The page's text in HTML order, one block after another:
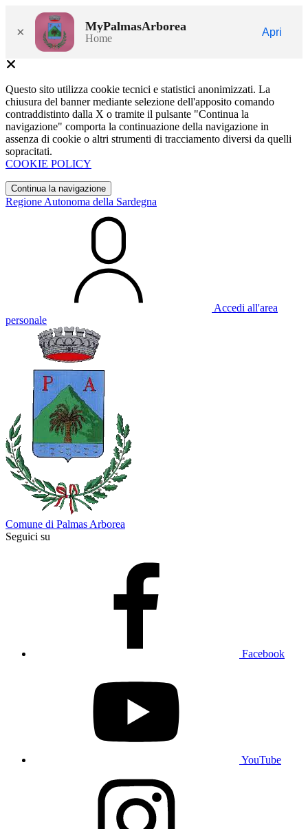
× MyPalmasArborea
Home
Apri
Questo sito utilizza cookie tecnici e statistici anonimizzati. La
chiusura del banner mediante selezione dell'apposito comando
contraddistinto dalla X o tramite il pulsante "Continua la
navigazione" comporta la continuazione della navigazione in
assenza di cookie o altri strumenti di tracciamento diversi da quelli
sopracitati.
COOKIE POLICY
Continua la navigazione
Regione Autonoma della Sardegna
Accedi all'area
personale
Comune di Palmas Arborea
Seguici su
Facebook
YouTube